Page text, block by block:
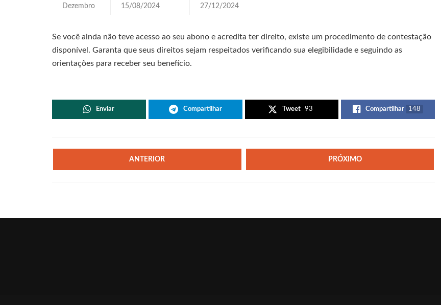
Dezembro 15/08/2024 27/12/2024
Se você ainda não teve acesso ao seu abono e acredita ter direito, existe um procedimento de contestação
disponível. Garanta que seus direitos sejam respeitados verificando sua elegibilidade e seguindo as
orientações para receber seu benefício.
Enviar Compartilhar Tweet 93 Compartilhar 148
ANTERIOR PRÓXIMO